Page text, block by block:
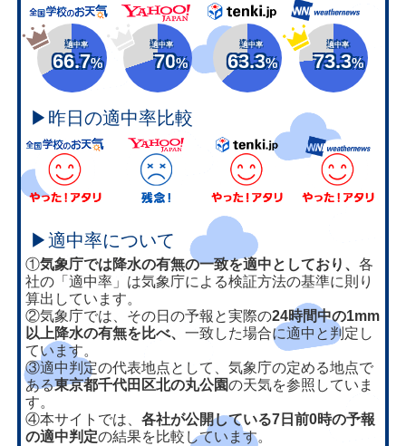
適中率
66.7%
適中率
70%
適中率
63.3%
適中率
73.3%
▶昨日の適中率比較
▶適中率について
①気象庁では降水の有無の一致を適中としており、各
社の「適中率」は気象庁による検証方法の基準に則り
算出しています。
②気象庁では、その日の予報と実際の24時間中の1mm
以上降水の有無を比べ、一致した場合に適中と判定し
ています。
③適中判定の代表地点として、気象庁の定める地点で
ある東京都千代田区北の丸公園の天気を参照していま
す。
④本サイトでは、各社が公開している7日前0時の予報
の適中判定の結果を比較しています。